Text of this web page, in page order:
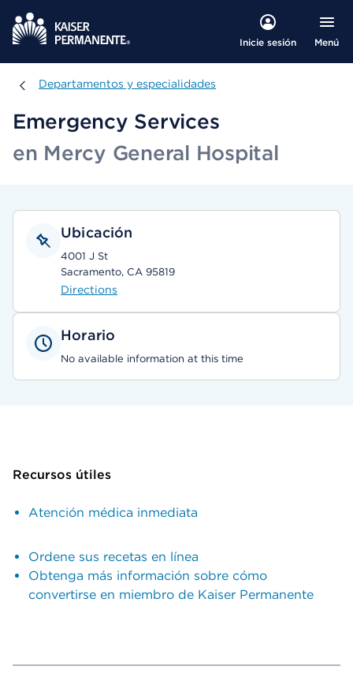
Inicie sesión Menú
Departamentos y especialidades
Departamentos y especialidades
Emergency Services
en Mercy General Hospital
Ubicación
4001 J St
Sacramento, CA 95819
Directions
Horario
No available information at this time
Recursos útiles
Atención médica inmediata
Ordene sus recetas en línea
Obtenga más información sobre cómo
convertirse en miembro de Kaiser Permanente